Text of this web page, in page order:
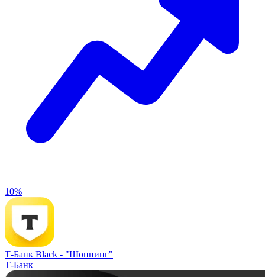
10%
Т-Банк Black - "Шоппинг"
Т-Банк